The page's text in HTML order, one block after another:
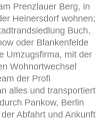
Prenzlauer Berg, in
Heinersdorf wohnen;
Buch,
oder Blankenfelde
Umzugsfirma, mit der
Wohnortwechsel
der Profi
alles und transportiert
Pankow, Berlin
Abfahrt und Ankunft